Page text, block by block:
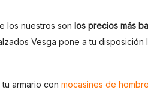
los nuestros son los precios más
Vesga pone a tu disposición
armario con mocasines de hombre